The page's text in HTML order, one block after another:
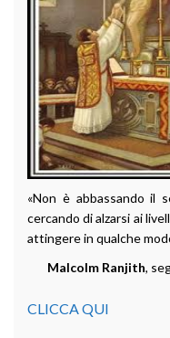
«Non è abbassando il
cercando di alzarsi ai
attingere in qualche
Malcolm Ranjith,
CLICCA QUI